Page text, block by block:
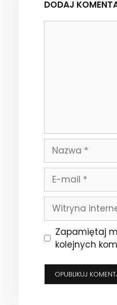
DODAJ
Nazwa
mail
Witryna
internetowa
Zapamiętaj
kolejnych